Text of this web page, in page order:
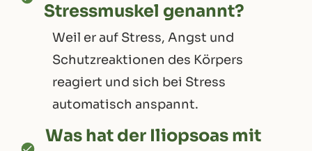
Stressmuskel genannt?
Weil er auf Stress, Angst und
Schutzreaktionen des Körpers
reagiert und sich bei Stress
automatisch anspannt.
Was hat der Iliopsoas mit